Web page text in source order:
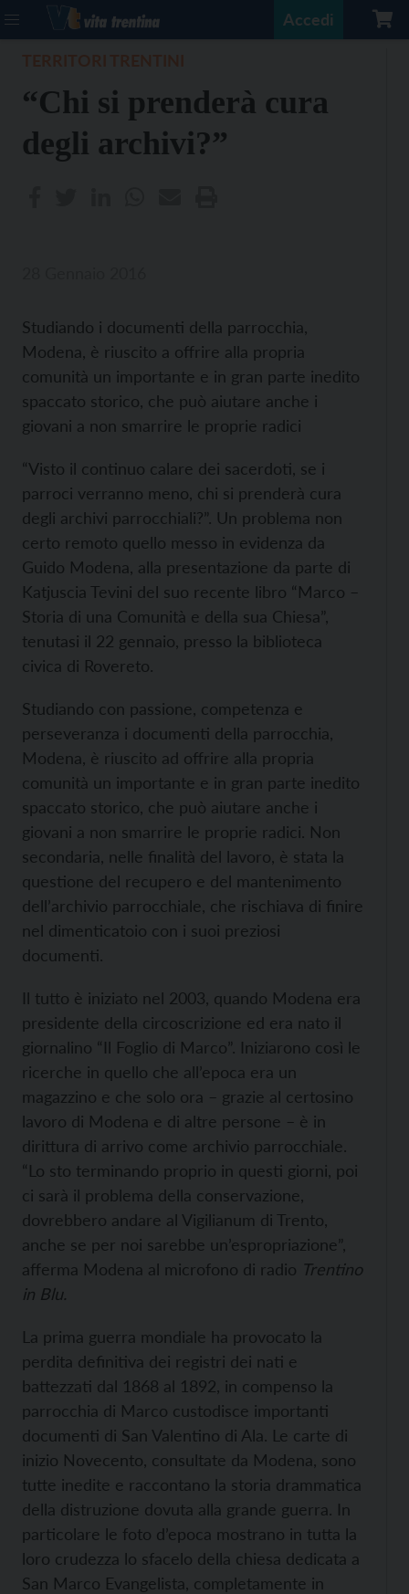
Accedi
“Chi si prenderà cura
degli archivi?”
Studiando i documenti della parrocchia,
Modena, è riuscito a offrire alla propria
comunità un importante e in gran parte inedito
spaccato storico, che può aiutare anche i
giovani a non smarrire le proprie radici
“Visto il continuo calare dei sacerdoti, se i
parroci verranno meno, chi si prenderà cura
degli archivi parrocchiali?”. Un problema non
certo remoto quello messo in evidenza da
Guido Modena, alla presentazione da parte di
Katjuscia Tevini del suo recente libro “Marco –
Storia di una Comunità e della sua Chiesa”,
tenutasi il 22 gennaio, presso la biblioteca
civica di Rovereto.
Studiando con passione, competenza e
perseveranza i documenti della parrocchia,
Modena, è riuscito ad offrire alla propria
comunità un importante e in gran parte inedito
spaccato storico, che può aiutare anche i
giovani a non smarrire le proprie radici. Non
secondaria, nelle finalità del lavoro, è stata la
questione del recupero e del mantenimento
dell’archivio parrocchiale, che rischiava di finire
nel dimenticatoio con i suoi preziosi
documenti.
Il tutto è iniziato nel 2003, quando Modena era
presidente della circoscrizione ed era nato il
giornalino “Il Foglio di Marco”. Iniziarono così le
ricerche in quello che all’epoca era un
magazzino e che solo ora – grazie al certosino
lavoro di Modena e di altre persone – è in
dirittura di arrivo come archivio parrocchiale.
“Lo sto terminando proprio in questi giorni, poi
ci sarà il problema della conservazione,
dovrebbero andare al Vigilianum di Trento,
anche se per noi sarebbe un’espropriazione”,
afferma Modena al microfono di radio Trentino
in Blu.
La prima guerra mondiale ha provocato la
perdita definitiva dei registri dei nati e
battezzati dal 1868 al 1892, in compenso la
parrocchia di Marco custodisce importanti
documenti di San Valentino di Ala. Le carte di
inizio Novecento, consultate da Modena, sono
tutte inedite e raccontano la storia drammatica
della distruzione dovuta alla grande guerra. In
particolare le foto d’epoca mostrano in tutta la
loro crudezza lo sfacelo della chiesa dedicata a
San Marco Evangelista, completamente in